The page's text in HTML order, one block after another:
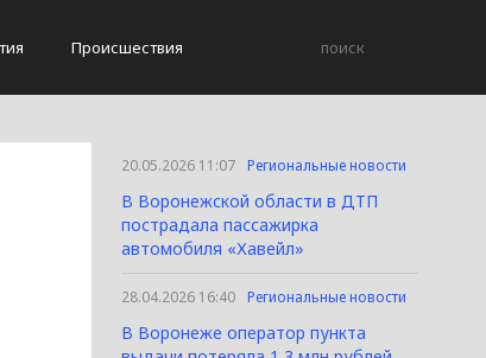
Происшествия
20.05.2026 11:07 Региональные новости
В Воронежской области в ДТП
пострадала пассажирка
автомобиля «Хавейл»
28.04.2026 16:40 Региональные новости
В Воронеже оператор пункта